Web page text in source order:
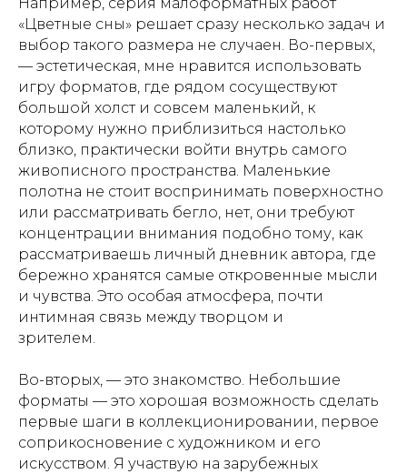
«Цветные сны» решает сразу несколько задач и
выбор такого размера не случаен. Во-первых,
— эстетическая, мне нравится использовать
игру форматов, где рядом сосуществуют
большой холст и совсем маленький, к
которому нужно приблизиться настолько
близко, практически войти внутрь самого
живописного пространства. Маленькие
полотна не стоит воспринимать поверхностно
или рассматривать бегло, нет, они требуют
концентрации внимания подобно тому, как
рассматриваешь личный дневник автора, где
бережно хранятся самые откровенные мысли
и чувства. Это особая атмосфера, почти
интимная связь между творцом и
зрителем.
Во-вторых, — это знакомство. Небольшие
форматы — это хорошая возможность сделать
первые шаги в коллекционировании, первое
соприкосновение с художником и его
искусством. Я участвую на зарубежных